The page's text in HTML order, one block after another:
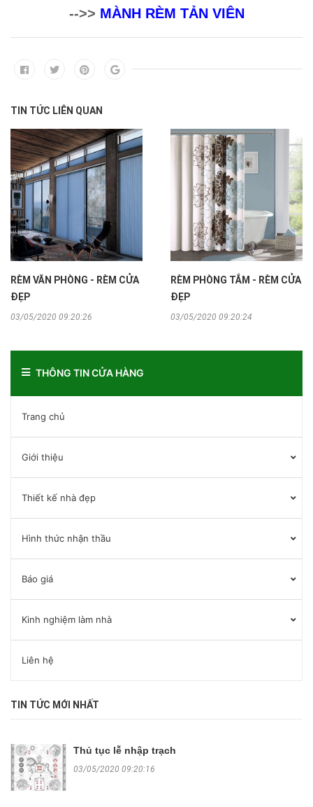
THÔNG TIN CỬA HÀNG
Trang chủ
Giới thiệu
Thiết kế nhà đẹp
Hình thức nhận thầu
Báo giá
Kinh nghiệm làm nhà
Liên hệ
TIN TỨC MỚI NHẤT
Thủ tục lễ nhập trạch
03/05/2020 09:20:16
-->> MÀNH RÈM TẢN VIÊN
TIN TỨC LIÊN QUAN
RÈM VĂN PHÒNG - RÈM CỬA
ĐẸP
03/05/2020 09:20:26
RÈM PHÒNG TẮM - RÈM CỬA
ĐẸP
03/05/2020 09:20:24